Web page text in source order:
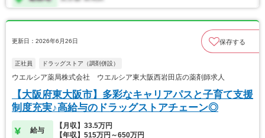
更新日：2026年6月26日 保存する
正社員 ドラッグストア（調剤併設）
ウエルシア薬局株式会社 ウエルシア東大阪西岩田店の薬剤師求人
【大阪府東大阪市】多彩なキャリアパスと子育て支援
制度充実♪高給与のドラッグストアチェーン◎
給与
【月収】33.5万円
【年収】515万円～650万円